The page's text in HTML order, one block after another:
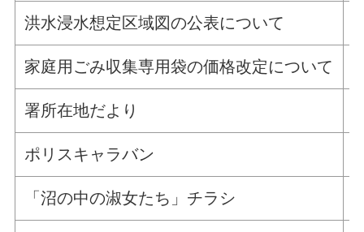
洪水浸水想定区域図の公表について
家庭用ごみ収集専用袋の価格改定について
署所在地だより
ポリスキャラバン
「沼の中の淑女たち」チラシ